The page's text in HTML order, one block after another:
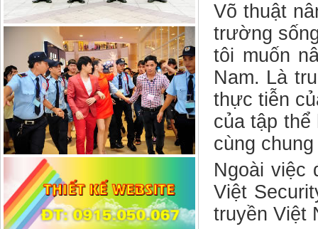
Võ thuật
trường
tôi muốn
Nam. Là
thực tiễn
của tập
cùng
Ngoài việc
Việt
truyền Việt